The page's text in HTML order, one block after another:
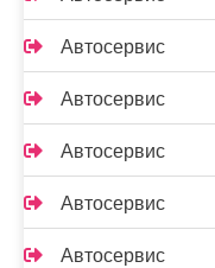
Автосервис
Автосервис
Автосервис
Автосервис
Автосервис